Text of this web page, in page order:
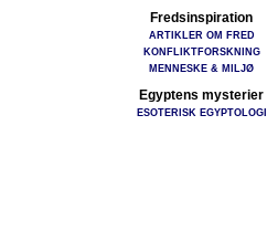
Fredsinspiration
ARTIKLER OM FRED
KONFLIKTFORSKNING
MENNESKE & MILJØ
Egyptens mysterier
ESOTERISK EGYPTOLOGI